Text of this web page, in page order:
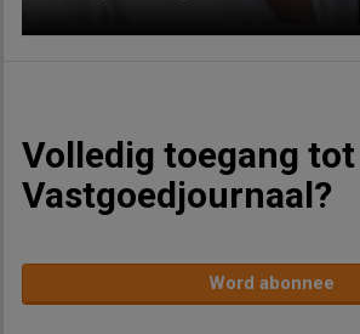
Volledig toegang tot
Vastgoedjournaal?
Word abonnee